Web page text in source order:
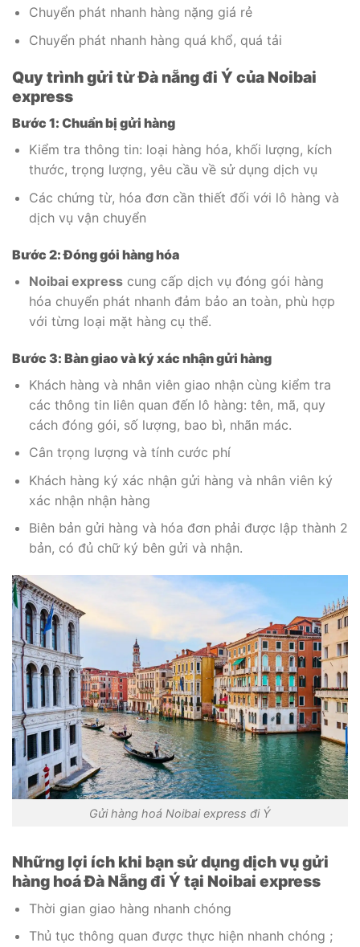
Chuyển phát nhanh hàng nặng giá rẻ
Chuyển phát nhanh hàng quá khổ, quá tải
Quy trình gửi từ Đà nẵng đi Ý của Noibai
express
Bước 1: Chuẩn bị gửi hàng
Kiểm tra thông tin: loại hàng hóa, khối lượng, kích
thước, trọng lượng, yêu cầu về sử dụng dịch vụ
Các chứng từ, hóa đơn cần thiết đối với lô hàng và
dịch vụ vận chuyển
Bước 2: Đóng gói hàng hóa
Noibai expresscung cấp dịch vụ đóng gói hàng
hóa chuyển phát nhanh đảm bảo an toàn, phù hợp
với từng loại mặt hàng cụ thể.
Bước 3: Bàn giao và ký xác nhận gửi hàng
Khách hàng và nhân viên giao nhận cùng kiểm tra
các thông tin liên quan đến lô hàng: tên, mã, quy
cách đóng gói, số lượng, bao bì, nhãn mác.
Cân trọng lượng và tính cước phí
Khách hàng ký xác nhận gửi hàng và nhân viên ký
xác nhận nhận hàng
Biên bản gửi hàng và hóa đơn phải được lập thành 2
bản, có đủ chữ ký bên gửi và nhận.
Gửi hàng hoá Noibai express đi Ý
Những lợi ích khi bạn sử dụng dịch vụ gửi
hàng hoá Đà Nẵng đi Ý tại Noibai express
Thời gian giao hàng nhanh chóng
Thủ tục thông quan được thực hiện nhanh chóng ;